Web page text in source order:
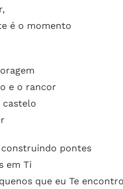
é o momento
e o rancor
castelo
pontes
em Ti
que eu Te